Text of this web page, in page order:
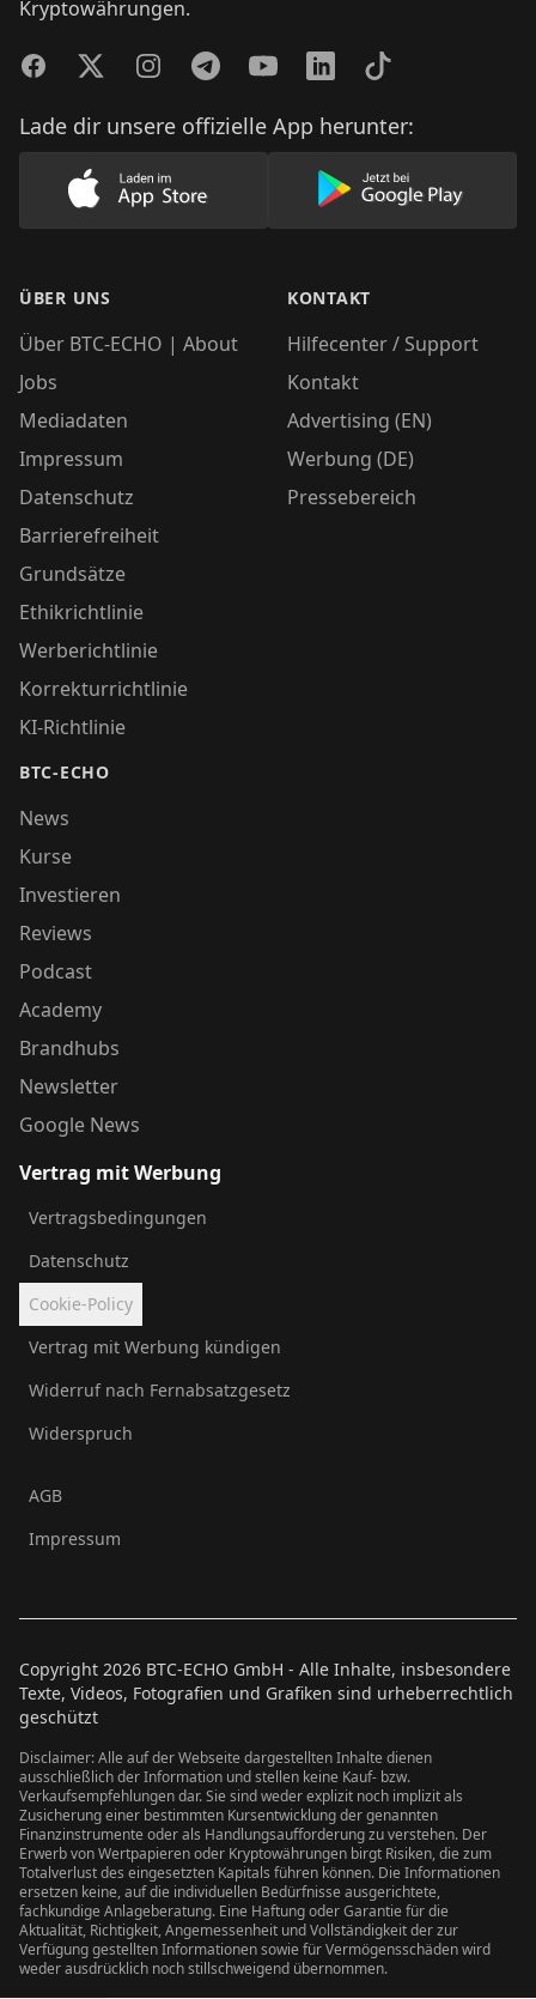
Kryptowährungen.
FacebookTwitterInstagramTelegramYouTubeLinkedInTikTok
Lade dir unsere offizielle App herunter:
Lade unsere App im AppStore herunter
Lade unsere
ÜBER UNS
Über BTC-ECHO | About
Jobs
Mediadaten
Impressum
Datenschutz
Barrierefreiheit
Grundsätze
Ethikrichtlinie
Werberichtlinie
Korrekturrichtlinie
KI-Richtlinie
BTC-ECHO
News
Kurse
Investieren
Reviews
Podcast
Academy
Brandhubs
Newsletter
Google News
KONTAKT
Hilfecenter / Support
Kontakt
Advertising (EN)
Werbung (DE)
Pressebereich
Vertrag mit Werbung
Vertragsbedingungen
Datenschutz
Cookie-Policy
Vertrag mit Werbung kündigen
Widerruf nach Fernabsatzgesetz
Widerspruch
AGB
Impressum
Copyright 2026 BTC-ECHO GmbH - Alle Inhalte, insbesondere
Texte, Videos, Fotografien und Grafiken sind urheberrechtlich
geschützt
Disclaimer: Alle auf der Webseite dargestellten Inhalte dienen
ausschließlich der Information und stellen keine Kauf- bzw.
Verkaufsempfehlungen dar. Sie sind weder explizit noch implizit als
Zusicherung einer bestimmten Kursentwicklung der genannten
Finanzinstrumente oder als Handlungsaufforderung zu verstehen. Der
Erwerb von Wertpapieren oder Kryptowährungen birgt Risiken, die zum
Totalverlust des eingesetzten Kapitals führen können. Die Informationen
ersetzen keine, auf die individuellen Bedürfnisse ausgerichtete,
fachkundige Anlageberatung. Eine Haftung oder Garantie für die
Aktualität, Richtigkeit, Angemessenheit und Vollständigkeit der zur
Verfügung gestellten Informationen sowie für Vermögensschäden wird
weder ausdrücklich noch stillschweigend übernommen.